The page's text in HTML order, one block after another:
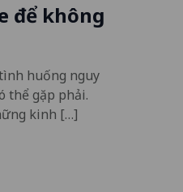
để không
huống nguy
thể gặp phải.
kinh […]